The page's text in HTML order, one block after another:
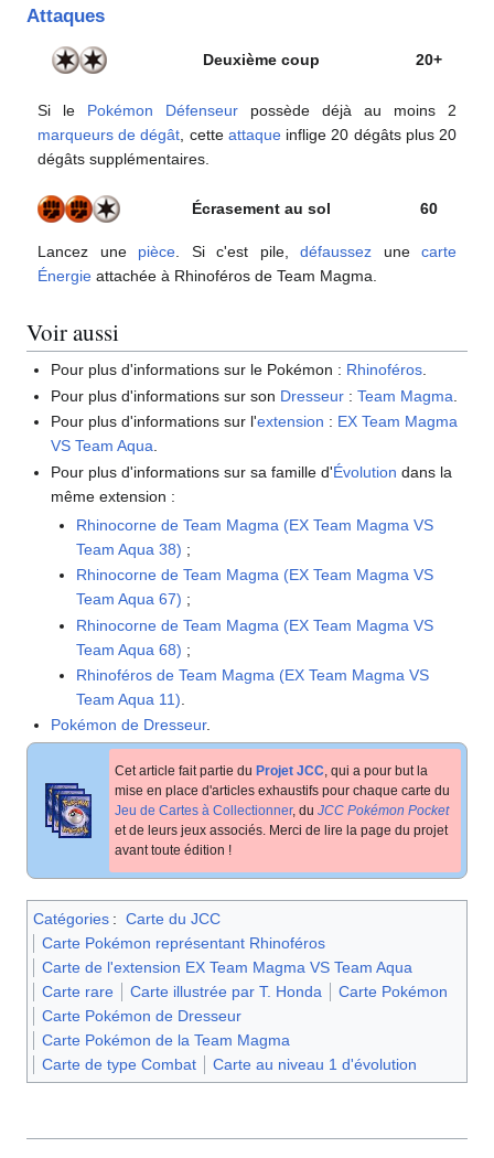
Attaques
Deuxième coup 20+
Si le Pokémon Défenseur possède déjà au moins 2
marqueurs de dégât , cette attaqueinflige 20 dégâts plus 20
dégâts supplémentaires.
Écrasement au sol 60
Lancez une pièce . Si c'est pile, défaussez une carte
Énergie attachée à Rhinoféros de Team Magma.
Voir aussi
Pour plus d'informations sur le Pokémon : Rhinoféros.
Pour plus d'informations sur son Dresseur :Team Magma
Pour plus d'informations sur l'extension : EX Team Magma
VS Team Aqua
Pour plus d'informations sur sa famille d'Évolution dans la
même extension :
Rhinocorne de Team Magma (EX Team Magma VS
Team Aqua 38) ;
Rhinocorne de Team Magma (EX Team Magma VS
Team Aqua 67) ;
Rhinocorne de Team Magma (EX Team Magma VS
Team Aqua 68) ;
Rhinoféros de Team Magma (EX Team Magma VS
Team Aqua 11)
Pokémon de Dresseur.
Cet article fait partie du Projet JCC, qui a pour but la
mise en place d'articles exhaustifs pour chaque carte du
Jeu de Cartes à Collectionner, du JCC Pokémon Pocket
et de leurs jeux associés. Merci de lire la page du projet
avant toute édition !
Catégories : Carte du JCC
Carte Pokémon représentant Rhinoféros
Carte de l'extension EX Team Magma VS Team Aqua
Carte rare
Carte illustrée par T. Honda
Carte Pokémon
Carte Pokémon de Dresseur
Carte Pokémon de la Team Magma
Carte de type Combat
Carte au niveau 1 d'évolution